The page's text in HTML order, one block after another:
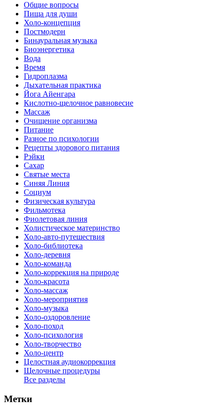
Общие вопросы
Пища для души
Холо-концепция
Постмодерн
Бинауральная музыка
Биоэнергетика
Вода
Время
Гидроплазма
Дыхательная практика
Йога Айенгара
Кислотно-щелочное равновесие
Массаж
Очищение организма
Питание
Разное по психологии
Рецепты здорового питания
Рэйки
Сахар
Святые места
Синяя Линия
Социум
Физическая культура
Фильмотека
Фиолетовая линия
Холистическое материнство
Холо-авто-путешествия
Холо-библиотека
Холо-деревня
Холо-команда
Холо-коррекция на природе
Холо-красота
Холо-массаж
Холо-мероприятия
Холо-музыка
Холо-оздоровление
Холо-поход
Холо-психология
Холо-творчество
Холо-центр
Целостная аудиокоррекция
Щелочные процедуры
Все разделы
Метки